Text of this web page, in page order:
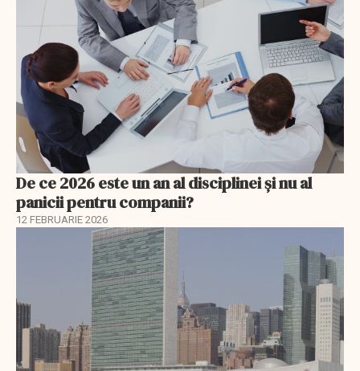
De ce 2026 este un an al disciplinei și nu al
panicii pentru companii?
12 FEBRUARIE 2026